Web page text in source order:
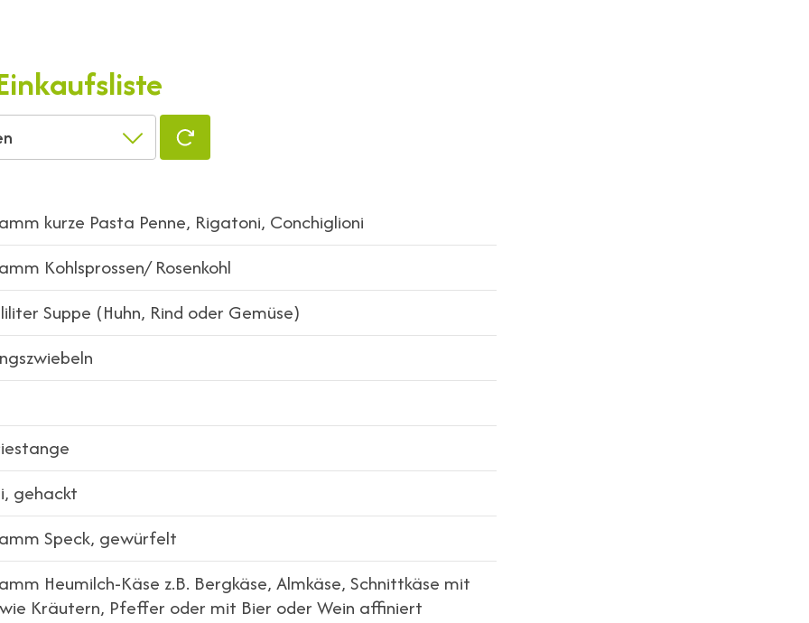
kurze Pasta Penne, Rigatoni, Conchiglioni
Kohlsprossen/ Rosenkohl
Suppe (Huhn, Rind oder Gemüse)
gehackt
Speck, gewürfelt
Heumilch-Käse z.B. Bergkäse, Almkäse, Schnittkäse mit
Kräutern, Pfeffer oder mit Bier oder Wein affiniert